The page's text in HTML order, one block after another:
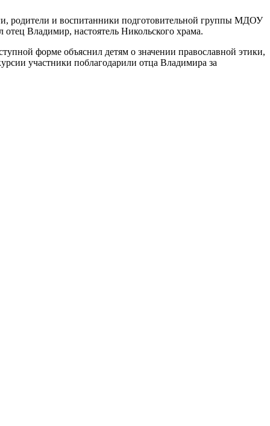
родители и воспитанники подготовительной группы МДОУ
Владимир, настоятель Никольского храма.
форме объяснил детям о значении православной этики,
участники поблагодарили отца Владимира за